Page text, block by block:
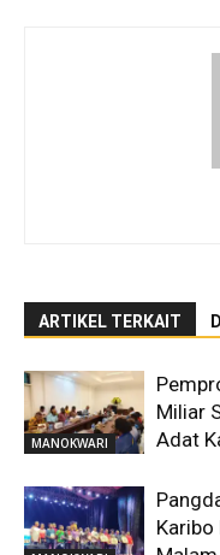
ARTIKEL TERKAIT
MANOKWARI
Miliar
Adat
Karibo